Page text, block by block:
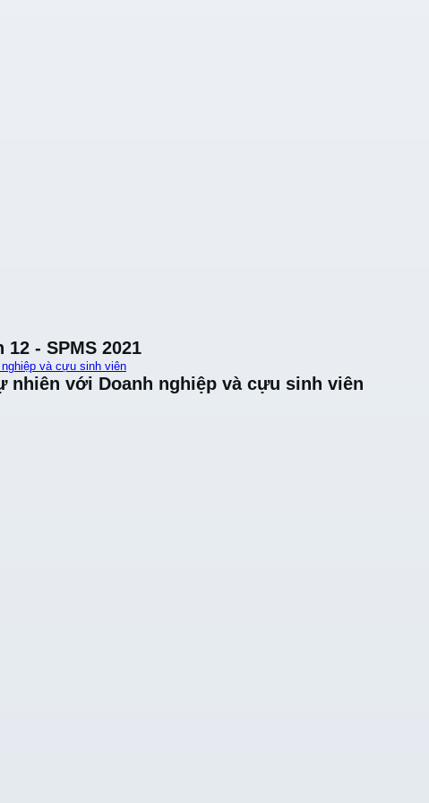
- SPMS 2021
và cựu sinh viên
nhiên với Doanh nghiệp và cựu sinh viên